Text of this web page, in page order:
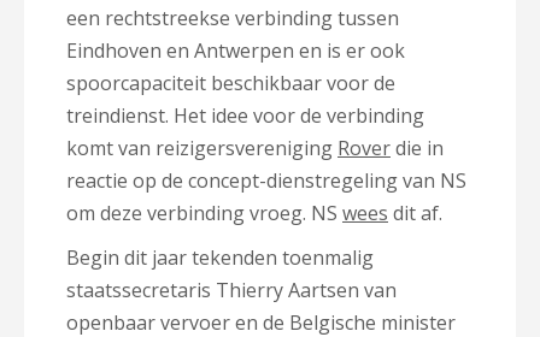
een rechtstreekse verbinding tussen
Eindhoven en Antwerpen en is er ook
spoorcapaciteit beschikbaar voor de
treindienst. Het idee voor de verbinding
komt van reizigersvereniging Roverdie in
reactie op de concept-dienstregeling van NS
om deze verbinding vroeg. NS wees dit af.
Begin dit jaar tekenden toenmalig
staatssecretaris Thierry Aartsen van
openbaar vervoer en de Belgische minister